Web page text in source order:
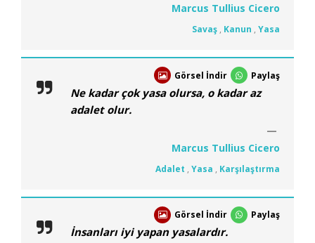
Marcus Tullius Cicero
Savaş , Kanun , Yasa
Görsel İndir Paylaş
Ne kadar çok yasa olursa, o kadar az
adalet olur.
Marcus Tullius Cicero
Adalet , Yasa , Karşılaştırma
Görsel İndir Paylaş
İnsanları iyi yapan yasalardır.